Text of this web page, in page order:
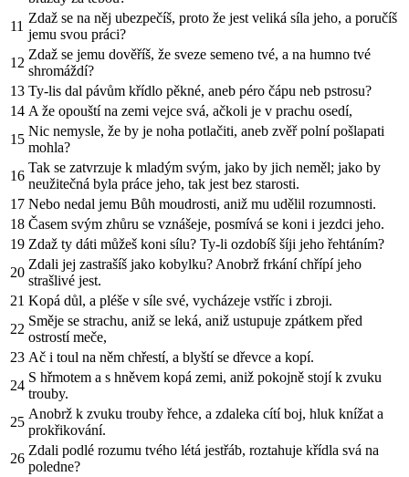
11
Zdaž se na něj ubezpečíš, proto že jest veliká síla jeho, a poručíš
jemu svou práci?
12
Zdaž se jemu dověříš, že sveze semeno tvé, a na humno tvé
shromáždí?
13 Ty-lis dal pávům křídlo pěkné, aneb péro čápu neb pstrosu?
14 A že opouští na zemi vejce svá, ačkoli je v prachu osedí,
15
Nic nemysle, že by je noha potlačiti, aneb zvěř polní pošlapati
mohla?
16
Tak se zatvrzuje k mladým svým, jako by jich neměl; jako by
neužitečná byla práce jeho, tak jest bez starosti.
17 Nebo nedal jemu Bůh moudrosti, aniž mu udělil rozumnosti.
18 Časem svým zhůru se vznášeje, posmívá se koni i jezdci jeho.
19 Zdaž ty dáti můžeš koni sílu? Ty-li ozdobíš šíji jeho řehtáním?
20
Zdali jej zastrašíš jako kobylku? Anobrž frkání chřípí jeho
strašlivé jest.
21 Kopá důl, a pléše v síle své, vycházeje vstříc i zbroji.
22
Směje se strachu, aniž se leká, aniž ustupuje zpátkem před
ostrostí meče,
23 Ač i toul na něm chřestí, a blyští se dřevce a kopí.
24
S hřmotem a s hněvem kopá zemi, aniž pokojně stojí k zvuku
trouby.
25
Anobrž k zvuku trouby řehce, a zdaleka cítí boj, hluk knížat a
prokřikování.
26
Zdali podlé rozumu tvého létá jestřáb, roztahuje křídla svá na
poledne?